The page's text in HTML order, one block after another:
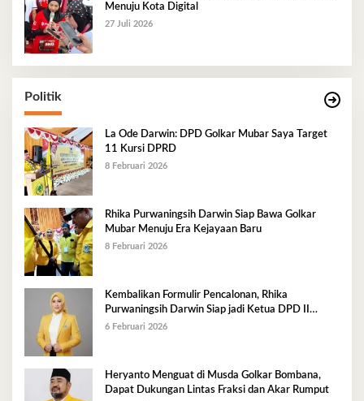
Menuju Kota Digital
27 Juli 2026
Politik
La Ode Darwin: DPD Golkar Mubar Saya Target
11 Kursi DPRD
8 Februari 2026
Rhika Purwaningsih Darwin Siap Bawa Golkar
Mubar Menuju Era Kejayaan Baru
8 Februari 2026
Kembalikan Formulir Pencalonan, Rhika
Purwaningsih Darwin Siap jadi Ketua DPD II
Golkar Mubar
6 Februari 2026
Heryanto Menguat di Musda Golkar Bombana,
Dapat Dukungan Lintas Fraksi dan Akar Rumput